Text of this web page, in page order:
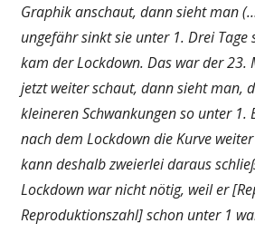
Graphik anschaut, dann sieht man
ungefähr sinkt sie unter 1. Drei Tage
kam der Lockdown. Das war der 23.
jetzt weiter schaut, dann sieht man,
kleineren Schwankungen so unter 1.
nach dem Lockdown die Kurve
kann deshalb zweierlei daraus
Lockdown war nicht nötig, weil er
Reproduktionszahl] schon unter 1